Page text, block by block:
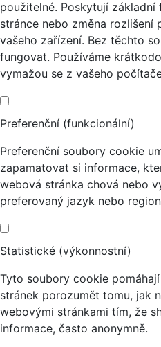
použitelné. Poskytují základní
stránce nebo změna rozlišení
vašeho zařízení. Bez těchto
fungovat. Používáme
vymažou se z vašeho
Preferenční (funkcionální)
Preferenční soubory cookie
zapamatovat si informace,
webová stránka chová nebo
preferovaný jazyk nebo
Statistické (výkonnostní)
Tyto soubory cookie
stránek porozumět tomu, jak
webovými stránkami tím, že
informace, často anonymně.